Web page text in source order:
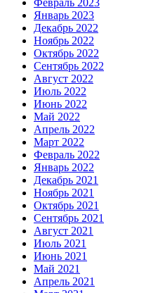
Февраль 2023
Январь 2023
Декабрь 2022
Ноябрь 2022
Октябрь 2022
Сентябрь 2022
Август 2022
Июль 2022
Июнь 2022
Май 2022
Апрель 2022
Март 2022
Февраль 2022
Январь 2022
Декабрь 2021
Ноябрь 2021
Октябрь 2021
Сентябрь 2021
Август 2021
Июль 2021
Июнь 2021
Май 2021
Апрель 2021